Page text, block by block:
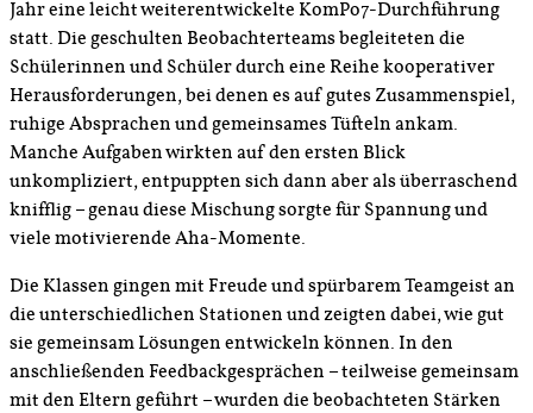
Jahr eine leicht weiterentwickelte KomPo7-Durchführung
statt. Die geschulten Beobachterteams begleiteten die
Schülerinnen und Schüler durch eine Reihe kooperativer
Herausforderungen, bei denen es auf gutes Zusammenspiel,
ruhige Absprachen und gemeinsames Tüfteln ankam.
Manche Aufgaben wirkten auf den ersten Blick
unkompliziert, entpuppten sich dann aber als überraschend
knifflig – genau diese Mischung sorgte für Spannung und
viele motivierende Aha-Momente.
Die Klassen gingen mit Freude und spürbarem Teamgeist an
die unterschiedlichen Stationen und zeigten dabei, wie gut
sie gemeinsam Lösungen entwickeln können. In den
anschließenden Feedbackgesprächen – teilweise gemeinsam
mit den Eltern geführt – wurden die beobachteten Stärken